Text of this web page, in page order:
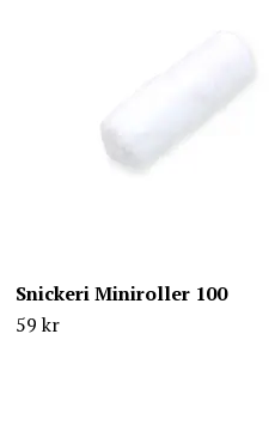
Snickeri Miniroller 100
59 kr